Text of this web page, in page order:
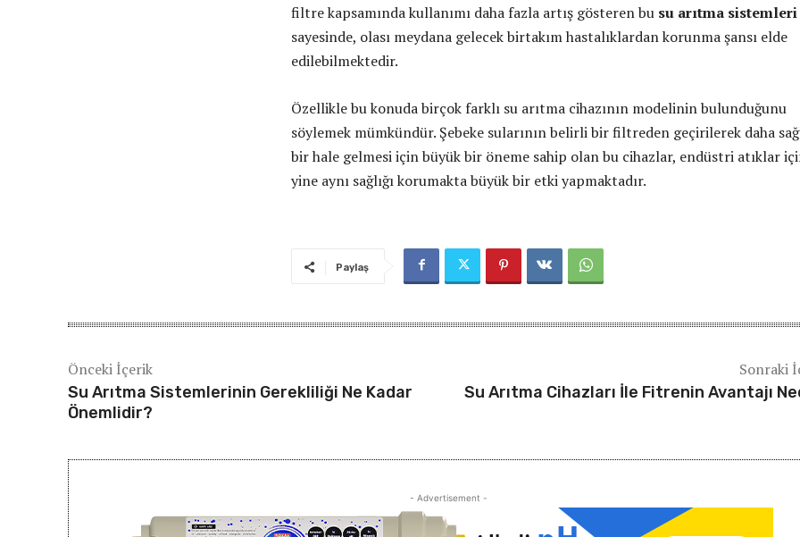
filtre kapsamında kullanımı daha fazla artış gösteren bu su arıtma sistemleri
sayesinde, olası meydana gelecek birtakım hastalıklardan korunma şansı elde
edilebilmektedir.
Özellikle bu konuda birçok farklı su arıtma cihazının modelinin bulunduğunu
söylemek mümkündür. Şebeke sularının belirli bir filtreden geçirilerek daha
bir hale gelmesi için büyük bir öneme sahip olan bu cihazlar, endüstri atıklar
yine aynı sağlığı korumakta büyük bir etki yapmaktadır.
Paylaş
Önceki İçerik
Su Arıtma Sistemlerinin Gerekliliği Ne Kadar
Önemlidir?
Sonraki
Su Arıtma Cihazları İle Fitrenin Avantajı
- Advertisement -